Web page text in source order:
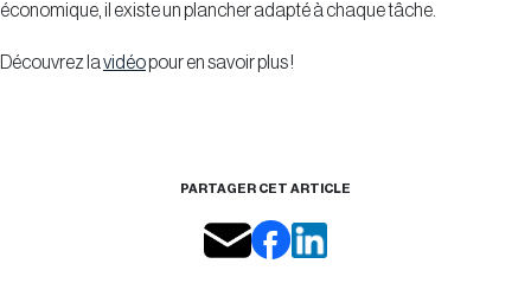
économique, il existe un plancher adapté à chaque tâche.
Découvrez lavidéopour en savoir plus !
PARTAGER CET ARTICLE